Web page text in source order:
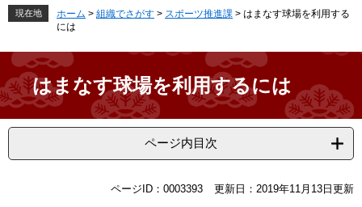
現在地 ホーム > 組織でさがす > スポーツ推進課 > はまなす球場を利用する
には
はまなす球場を利用するには
ページ内目次
ページID：0003393 更新日：2019年11月13日更新